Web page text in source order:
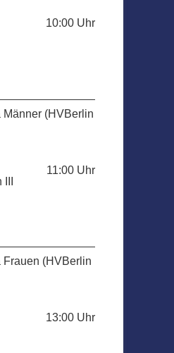
10:00 Uhr
(HVBerlin
11:00 Uhr
Frauen (HVBerlin
13:00 Uhr